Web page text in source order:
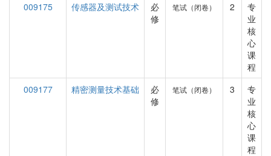
009175
传感器及测试技术
必
修
笔试（闭卷） 2
专
业
核
心
课
程
009177
精密测量技术基础
必
修
笔试（闭卷） 3
专
业
核
心
课
程